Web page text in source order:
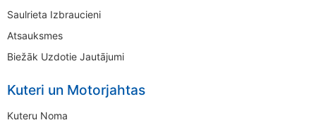
Saulrieta Izbraucieni
Atsauksmes
Biežāk Uzdotie Jautājumi
Kuteri un Motorjahtas
Kuteru Noma